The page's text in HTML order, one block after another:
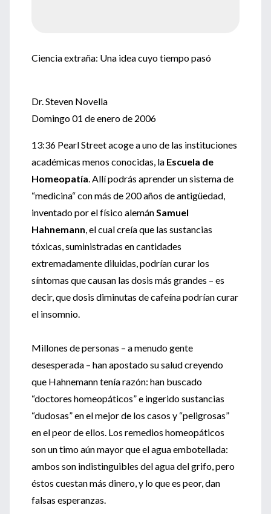
Ciencia extraña: Una idea cuyo tiempo pasó
Dr. Steven Novella
Domingo 01 de enero de 2006
13:36 Pearl Street acoge a uno de las instituciones
académicas menos conocidas, la Escuela de
Homeopatía. Allí podrás aprender un sistema de
“medicina“ con más de 200 años de antigüedad,
inventado por el físico alemánSamuel
Hahnemann, el cual creía que las sustancias
tóxicas, suministradas en cantidades
extremadamente diluidas, podrían curar los
síntomas que causan las dosis más grandes – es
decir, que dosis diminutas de cafeína podrían curar
el insomnio.
Millones de personas – a menudo gente
desesperada – han apostado su salud creyendo
que Hahnemann tenía razón: han buscado
“doctores homeopáticos” e ingerido sustancias
“dudosas” en el mejor de los casos y “peligrosas”
en el peor de ellos. Los remedios homeopáticos
son un timo aún mayor que el agua embotellada:
ambos son indistinguibles del agua del grifo, pero
éstos cuestan más dinero, y lo que es peor, dan
falsas esperanzas.